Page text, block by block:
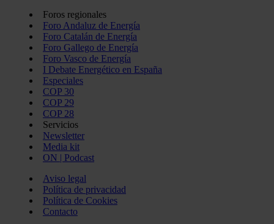
Foros regionales
Foro Andaluz de Energía
Foro Catalán de Energía
Foro Gallego de Energía
Foro Vasco de Energía
I Debate Energético en España
Especiales
COP 30
COP 29
COP 28
Servicios
Newsletter
Media kit
ON | Podcast
Aviso legal
Política de privacidad
Política de Cookies
Contacto